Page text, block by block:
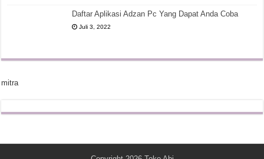
Daftar Aplikasi Adzan Pc Yang Dapat Anda Coba
Juli 3, 2022
mitra